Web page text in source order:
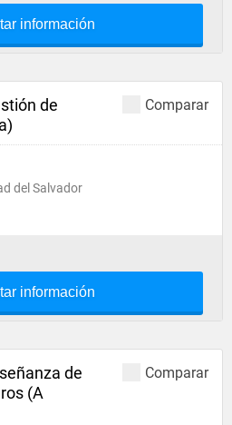
información
Comparar
de
del Salvador
información
Comparar
de
(A